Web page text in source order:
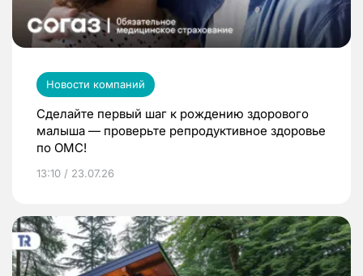
Новости компаний
Сделайте первый шаг к рождению здорового
малыша — проверьте репродуктивное здоровье
по ОМС!
13:10 / 23.07.26